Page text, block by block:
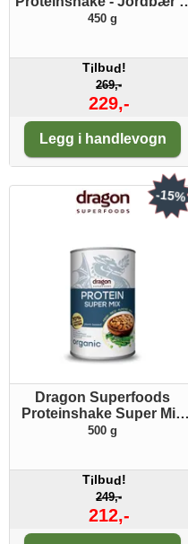
kokosnøtt ØKO
450 g
Tilbud!
269,-
229,-
Legg i handlevogn
Dragon Superfoods
Proteinshake Super Mix
ØKO
500 g
Tilbud!
249,-
212,-
-15%